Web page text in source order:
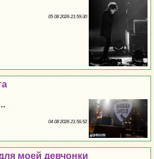
05 08 2026 21:59:30
04 08 2026 21:56:52
моей девчонки